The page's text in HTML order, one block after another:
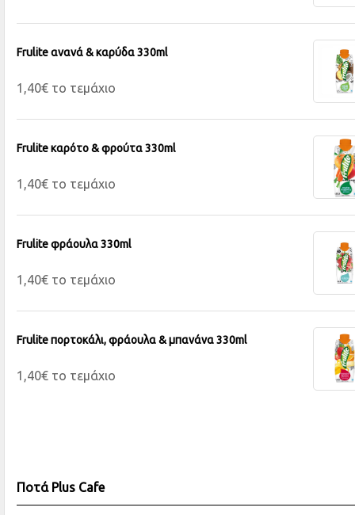
Frulite ανανά & καρύδα 330ml
1,40€ το τεμάχιο
Frulite καρότο & φρούτα 330ml
1,40€ το τεμάχιο
Frulite φράουλα 330ml
1,40€ το τεμάχιο
Frulite πορτοκάλι, φράουλα & μπανάνα 330ml
1,40€ το τεμάχιο
Ποτά Plus Cafe